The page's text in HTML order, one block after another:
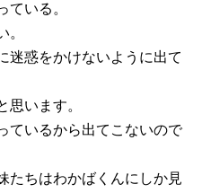
ている。
。
迷惑をかけないように出て
思います。
ているから出てこないので
たちはわかばくんにしか見